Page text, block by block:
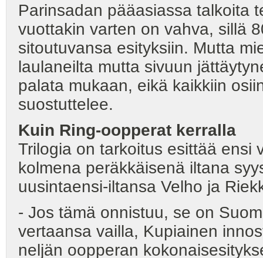
Parinsadan pääasiassa talkoita
vuottakin varten on vahva, sillä
sitoutuvansa esityksiin. Mutta
laulaneilta mutta sivuun
palata mukaan, eikä kaikkiin
suostuttelee.
Kuin Ring-oopperat kerralla
Trilogia on tarkoitus esittää ensi
kolmena peräkkäisenä iltana
uusintaensi-iltansa Velho ja
- Jos tämä onnistuu, se on
vertaansa vailla, Kupiainen
neljän oopperan